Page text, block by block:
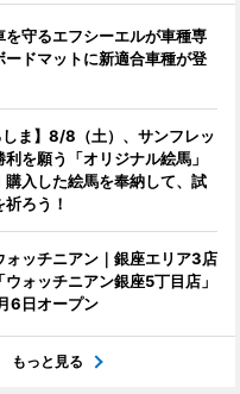
を守るエフシーエルが車種専
ードマットに新適合車種が登
しま】8/8（土）、サンフレッ
を願う「オリジナル絵馬」
購入した絵馬を奉納して、試
ろう！
ォッチニアン｜銀座エリア3店
ォッチニアン銀座5丁目店」
6日オープン
もっと見る